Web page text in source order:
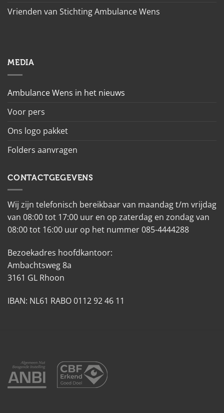
Vrienden van Stichting Ambulance Wens
MEDIA
Ambulance Wens in het nieuws
Voor pers
Ons logo pakket
Folders aanvragen
CONTACTGEGEVENS
Wij zijn telefonisch bereikbaar van maandag t/m vrijdag
van 08:00 tot 17:00 uur en op zaterdag en zondag van
08:00 tot 16:00 uur op het nummer 085-4444288
Bezoekadres hoofdkantoor:
Ambachtsweg 8a
3161 GL Rhoon
IBAN: NL61 RABO 0112 92 46 11